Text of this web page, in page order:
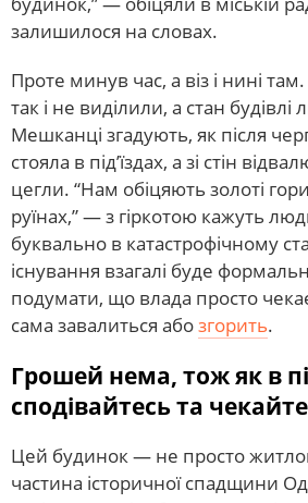
залишилося на словах.
Проте минув час, а віз і нині
так і не виділили, а стан
Мешканці згадують, як після
стояла в під’їздах, а зі стін
цегли. “Нам обіцяють золоті
руїнах,” — з гіркотою кажуть
буквально в катастрофічному
існування взагалі буде
подумати, що влада просто
сама завалиться абозгорить.
Грошей нема, тож як в
сподівайтесь та чекайте
Цей будинок — не просто
частина історичної спадщини